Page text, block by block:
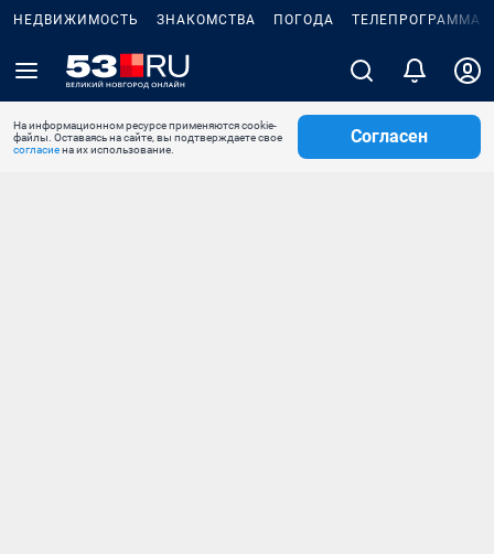
НЕДВИЖИМОСТЬ ЗНАКОМСТВА ПОГОДА ТЕЛЕПРОГРАММА
На информационном ресурсе применяются cookie-
файлы. Оставаясь на сайте, вы подтверждаете свое
согласиена их использование.
Согласен